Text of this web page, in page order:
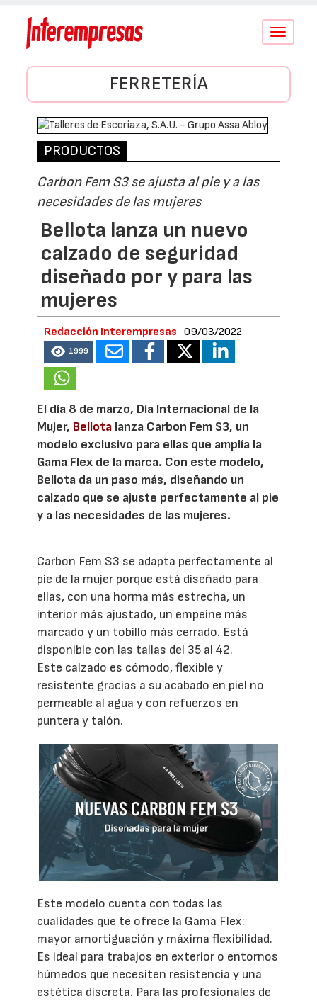
Conmutar
FERRETERÍA
PRODUCTOS
Carbon Fem S3 se ajusta al pie y a las
necesidades de las mujeres
Bellota lanza un nuevo
calzado de seguridad
diseñado por y para las
mujeres
Redacción Interempresas 09/03/2022
1999
El día 8 de marzo, Día Internacional de la
Mujer, Bellota lanza Carbon Fem S3, un
modelo exclusivo para ellas que amplía la
Gama Flex de la marca. Con este modelo,
Bellota da un paso más, diseñando un
calzado que se ajuste perfectamente al pie
y a las necesidades de las mujeres.
Carbon Fem S3 se adapta perfectamente al
pie de la mujer porque está diseñado para
ellas, con una horma más estrecha, un
interior más ajustado, un empeine más
marcado y un tobillo más cerrado. Está
disponible con las tallas del 35 al 42.
Este calzado es cómodo, flexible y
resistente gracias a su acabado en piel no
permeable al agua y con refuerzos en
puntera y talón.
Este modelo cuenta con todas las
cualidades que te ofrece la Gama Flex:
mayor amortiguación y máxima flexibilidad.
Es ideal para trabajos en exterior o entornos
húmedos que necesiten resistencia y una
estética discreta. Para las profesionales de